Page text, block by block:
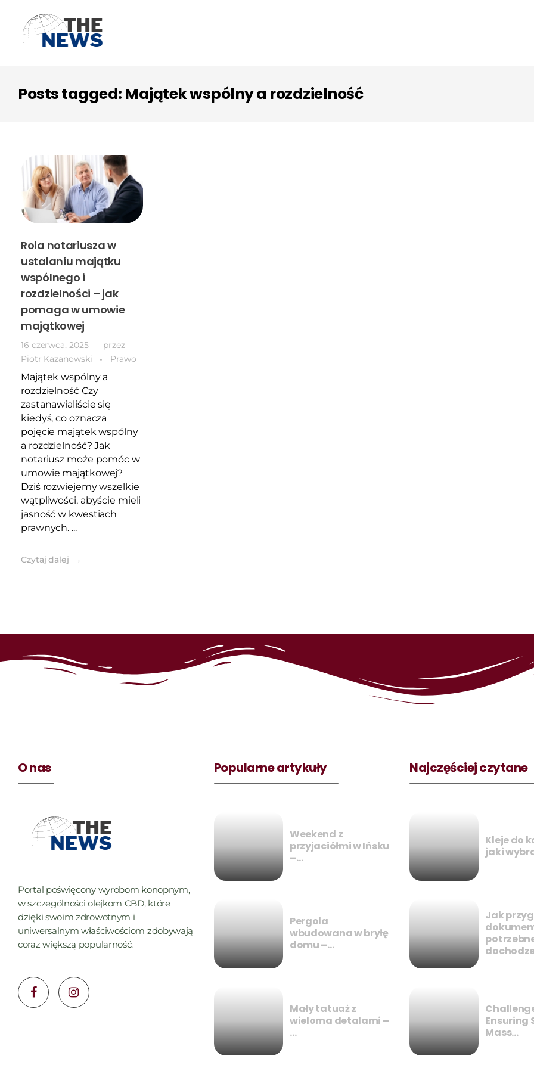
Posts tagged: Majątek wspólny a rozdzielność
Rola notariusza w
ustalaniu majątku
wspólnego i
rozdzielności – jak
pomaga w umowie
majątkowej
16 czerwca, 2025
przez
Piotr Kazanowski
Prawo
Majątek wspólny a
rozdzielność Czy
zastanawialiście się
kiedyś, co oznacza
pojęcie majątek wspólny
a rozdzielność? Jak
notariusz może pomóc w
umowie majątkowej?
Dziś rozwiejemy wszelkie
wątpliwości, abyście mieli
jasność w kwestiach
prawnych. ...
Czytaj dalej
O nas
Portal poświęcony wyrobom konopnym,
w szczególności olejkom CBD, które
dzięki swoim zdrowotnym i
uniwersalnym właściwościom zdobywają
coraz większą popularność.
Popularne artykuły
Weekend z
przyjaciółmi w Ińsku
–…
Pergola
wbudowana w bryłę
domu –…
Mały tatuaż z
wieloma detalami –
…
Najczęściej czytane
Kleje do
jaki
Jak
Ensuring
Mass…